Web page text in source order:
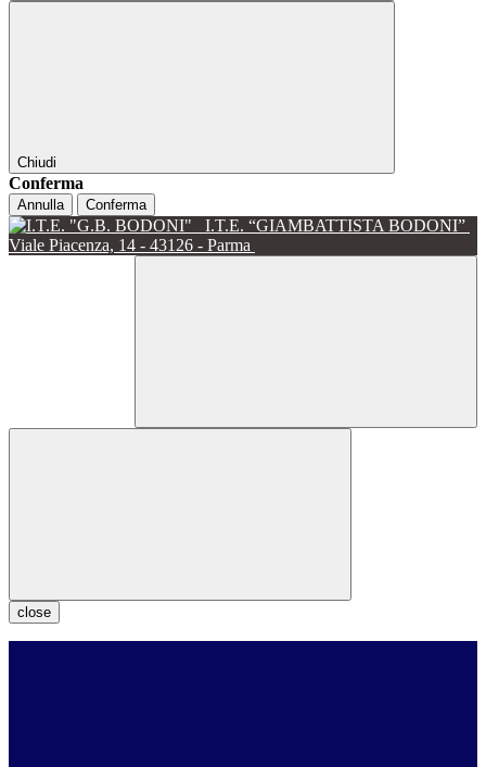
Chiudi
Conferma
Annulla Conferma
I.T.E. “GIAMBATTISTA BODONI”
Viale Piacenza, 14 - 43126 - Parma
close